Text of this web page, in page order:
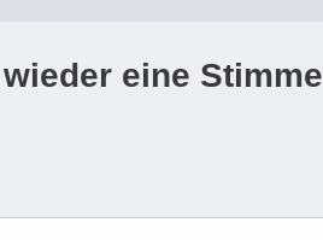
eine Stimme